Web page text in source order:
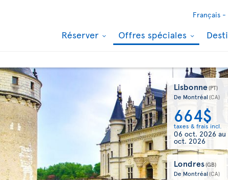
Français -
Réserver Offres spéciales
Lisbonne(PT)
De Montréal(CA)
664$
taxes & frais incl.
06 oct. 2026 au
oct. 2026
Londres(GB)
De Montréal(CA)